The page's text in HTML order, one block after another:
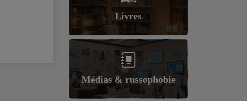
Livres
Médias & russophobie